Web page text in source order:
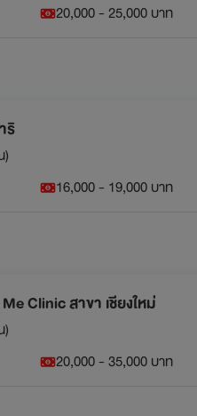
20,000 - 25,000 บาท
ริ
)
16,000 - 19,000 บาท
Clinic สาขา เชียงใหม่
)
20,000 - 35,000 บาท